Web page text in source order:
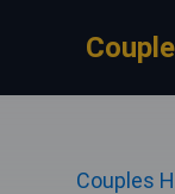
Couples